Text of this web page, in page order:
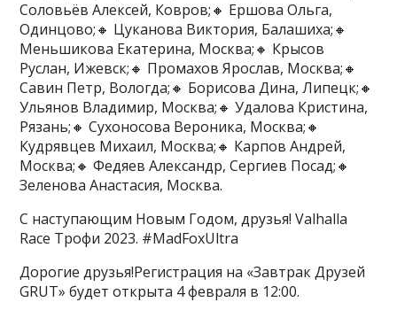
Соловьёв Алексей, Ковров;🔸 Ершова Ольга,
Одинцово;🔸 Цуканова Виктория, Балашиха;🔸
Меньшикова Екатерина, Москва;🔸 Крысов
Руслан, Ижевск;🔸 Промахов Ярослав, Москва;🔸
Савин Петр, Вологда;🔸 Борисова Дина, Липецк;🔸
Ульянов Владимир, Москва;🔸 Удалова Кристина,
Рязань;🔸 Сухоносова Вероника, Москва;🔸
Кудрявцев Михаил, Москва;🔸 Карпов Андрей,
Москва;🔸 Федяев Александр, Сергиев Посад;🔸
Зеленова Анастасия, Москва.
С наступающим Новым Годом, друзья! Valhalla
Race Трофи 2023. #MadFoxUltra
​Дорогие друзья!Регистрация на «Завтрак Друзей
GRUT» будет открыта 4 февраля в 12:00.